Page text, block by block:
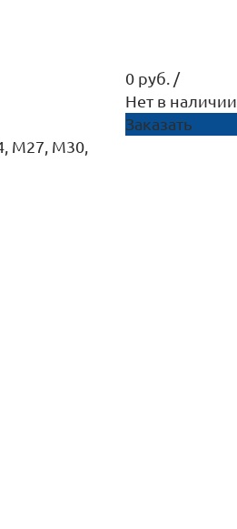
М27, М30,
0 руб. /
Нет в наличии
Заказать